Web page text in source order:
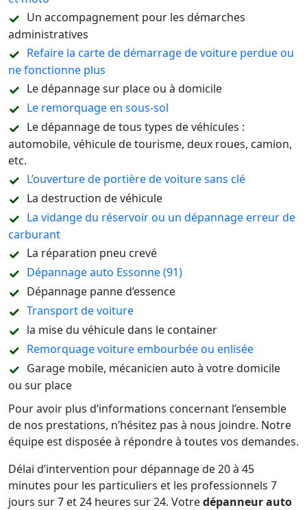
Un accompagnement pour les démarches
administratives
Refaire la carte de démarrage de voiture perdue ou
ne fonctionne plus
Le dépannage sur place ou à domicile
Le remorquage en sous-sol
Le dépannage de tous types de véhicules :
automobile, véhicule de tourisme, deux roues, camion,
etc.
L’ouverture de portière de voiture sans clé
La destruction de véhicule
La vidange du réservoir ou un dépannage erreur de
carburant
La réparation pneu crevé
Dépannage auto Essonne (91)
Dépannage panne d’essence
Transport de voiture
la mise du véhicule dans le container
Remorquage voiture embourbée ou enlisée
Garage mobile, mécanicien auto à votre domicile
ou sur place
Pour avoir plus d’informations concernant l’ensemble
de nos prestations, n’hésitez pas à nous joindre. Notre
équipe est disposée à répondre à toutes vos demandes.
Délai d’intervention pour dépannage de 20 à 45
minutes pour les particuliers et les professionnels 7
jours sur 7 et 24 heures sur 24. Votredépanneur auto